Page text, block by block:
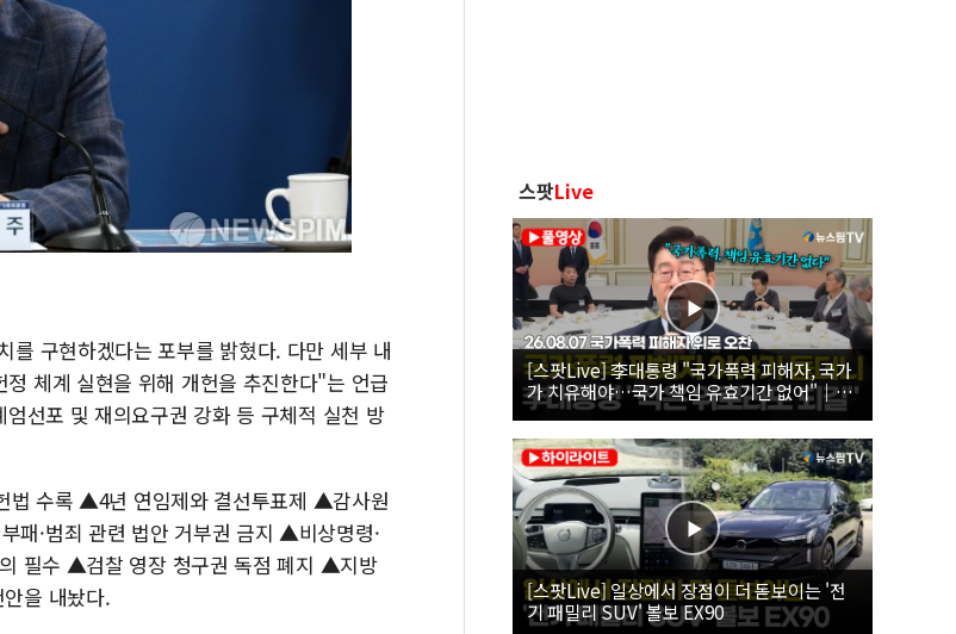
를 구현하겠다는 포부를 밝혔다. 다만 세부 내
체계 실현을 위해 개헌을 추진한다"는 언급
선포 및 재의요구권 강화 등 구체적 실천 방
법 수록 ▲4년 연임제와 결선투표제 ▲감사원
패·범죄 관련 법안 거부권 금지 ▲비상명령·
필수 ▲검찰 영장 청구권 독점 폐지 ▲지방
을 내놨다.
스팟Live
[스팟Live] 李대통령 "국가폭력 피해자, 국가
가 치유해야…국가 책임 유효기간 없어"｜
26.08.07 국가폭력 피해자 위로 오찬
[스팟Live] 일상에서 장점이 더 돋보이는 '전
기 패밀리 SUV' 볼보 EX90